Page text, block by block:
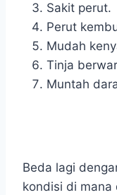
Sakit perut.
Perut
Mudah
Tinja
Muntah
Beda lagi
kondisi di mana